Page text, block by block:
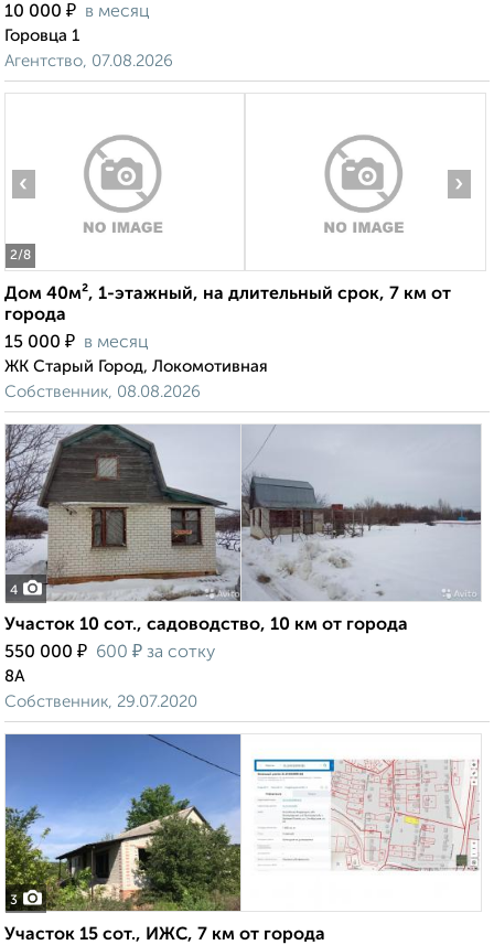
10 000 ₽ в месяц
Горовца 1
Агентство, 07.08.2026
2/8
‹ ›
Дом 40м², 1-этажный, на длительный срок, 7 км от
города
15 000 ₽ в месяц
ЖК Старый Город, Локомотивная
Собственник, 08.08.2026
4
Участок 10 сот., садоводство, 10 км от города
550 000 ₽ 600 ₽ за сотку
8А
Собственник, 29.07.2020
3
Участок 15 сот., ИЖС, 7 км от города